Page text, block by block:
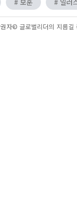
자© 글로벌리더의 지름